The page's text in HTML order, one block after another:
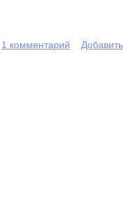
1 комментарий